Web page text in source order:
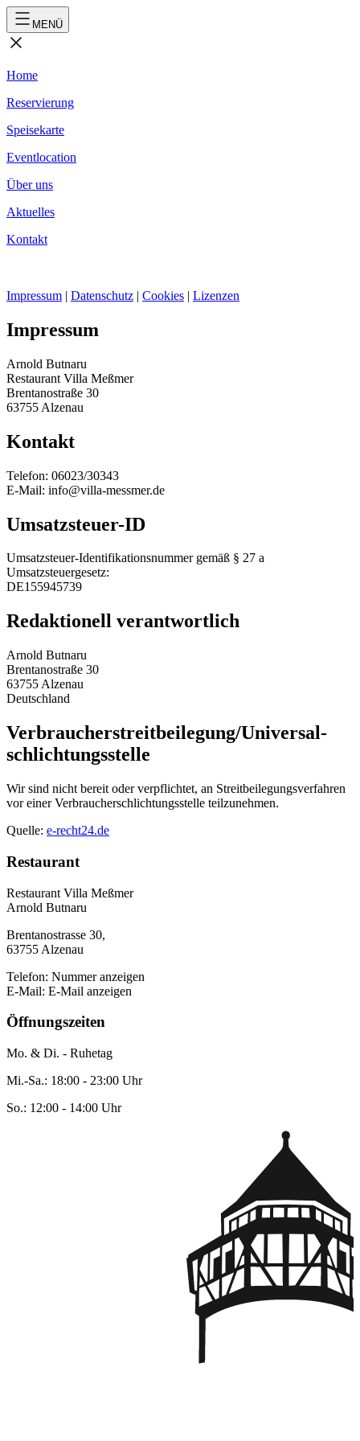
MENÜ
Home
Reservierung
Speisekarte
Eventlocation
Über uns
Aktuelles
Kontakt
Impressum | Datenschutz | Cookies | Lizenzen
Impressum
Arnold Butnaru
Restaurant Villa Meßmer
Brentanostraße 30
63755 Alzenau
Kontakt
Telefon: 06023/30343
E-Mail: info@villa-messmer.de
Umsatzsteuer-ID
Umsatzsteuer-Identifikationsnummer gemäß § 27 a
Umsatzsteuergesetz:
DE155945739
Redaktionell verantwortlich
Arnold Butnaru
Brentanostraße 30
63755 Alzenau
Deutschland
Verbraucher­streit­beilegung/Universal­
schlichtungs­stelle
Wir sind nicht bereit oder verpflichtet, an Streitbeilegungsverfahren
vor einer Verbraucherschlichtungsstelle teilzunehmen.
Quelle: e-recht24.de
Restaurant
Restaurant Villa Meßmer
Arnold Butnaru
Brentanostrasse 30,
63755 Alzenau
Telefon: Nummer anzeigen
E-Mail: E-Mail anzeigen
Öffnungszeiten
Mo. & Di. - Ruhetag
Mi.-Sa.: 18:00 - 23:00 Uhr
So.: 12:00 - 14:00 Uhr